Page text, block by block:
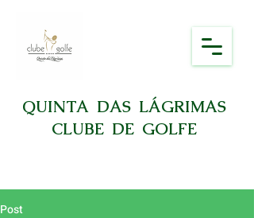
QUINTA DAS LÁGRIMAS
CLUBE DE GOLFE
Post